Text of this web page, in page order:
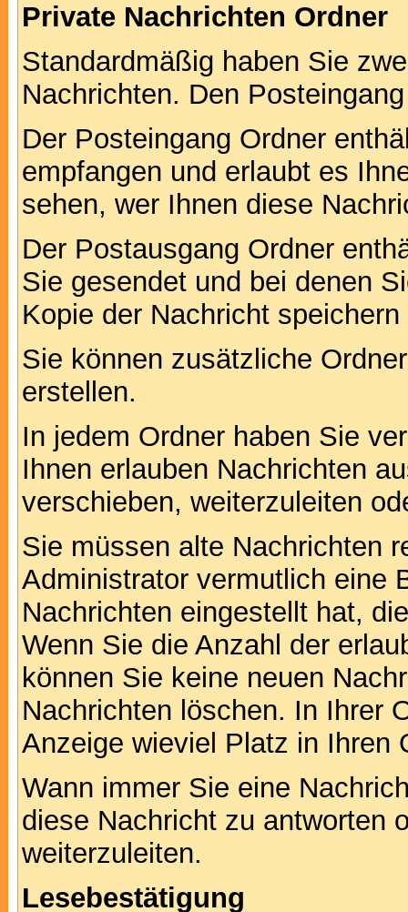
Private Nachrichten Ordner
Standardmäßig haben Sie
Nachrichten. Den
Der Posteingang Ordner
empfangen und erlaubt es
sehen, wer Ihnen diese
Der Postausgang Ordner
Sie gesendet und bei denen
Kopie der Nachricht
Sie können zusätzliche
erstellen.
In jedem Ordner haben Sie
Ihnen erlauben Nachrichten
verschieben, weiterzuleiten
Sie müssen alte Nachrichten
Administrator vermutlich eine
Nachrichten eingestellt hat,
Wenn Sie die Anzahl der
können Sie keine neuen
Nachrichten löschen. In Ihrer
Anzeige wieviel Platz in Ihren
Wann immer Sie eine
diese Nachricht zu antworten
weiterzuleiten.
Lesebestätigung